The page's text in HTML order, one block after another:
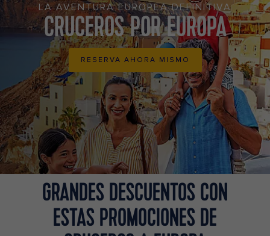
LA AVENTURA EUROPEA DEFINITIVA
CRUCEROS POR EUROPA
RESERVA AHORA MISMO
GRANDES DESCUENTOS CON
ESTAS PROMOCIONES DE